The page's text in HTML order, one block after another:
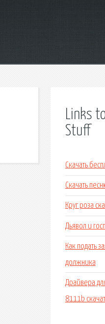
Links
Stuff
Скачать
Скачать
Круг роза
Дьявол и
Как подать
должника
Драйвера
8111b